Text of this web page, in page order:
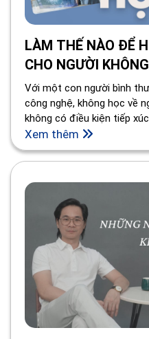
LÀM THẾ NÀO ĐỂ
CHO NGƯỜI
Với một con người bình
công nghệ, không học về
không có điều kiện tiếp
– những người lao động
động trong lĩnh vực phi
văn phòng – thì làm thế
Xem thêm